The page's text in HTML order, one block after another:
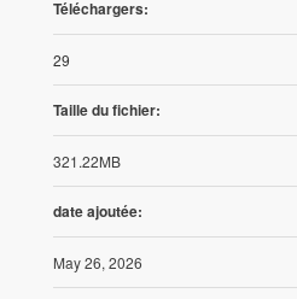
Téléchargers:
29
Taille du fichier:
321.22MB
date ajoutée:
May 26, 2026